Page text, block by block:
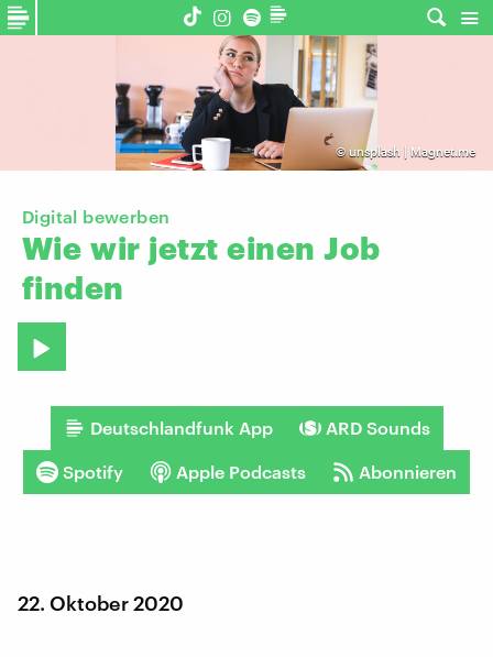
©unsplash | Magnet.me
Digital bewerben
Wie wir jetzt einen Job
finden
Deutschlandfunk App ARD Sounds
Spotify Apple Podcasts Abonnieren
22. Oktober 2020